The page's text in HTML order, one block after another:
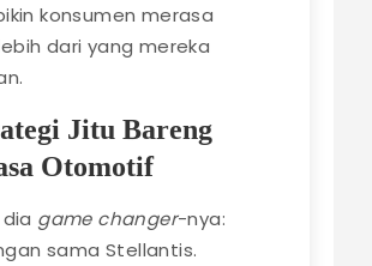
konsumen merasa
dari yang mereka
Jitu Bareng
Otomotif
game changer-nya:
sama Stellantis.